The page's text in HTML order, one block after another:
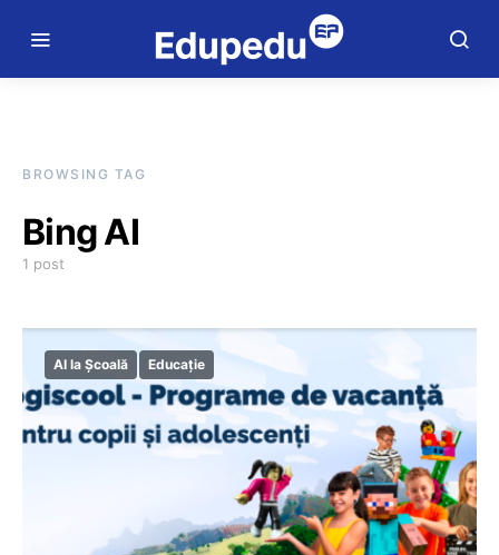
BROWSING TAG
Bing AI
1 post
AI la Școală Educație